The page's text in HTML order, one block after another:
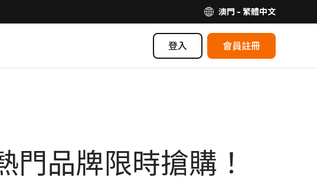
澳門 - 繁體中文
登入 會員註冊
品牌限時搶購！